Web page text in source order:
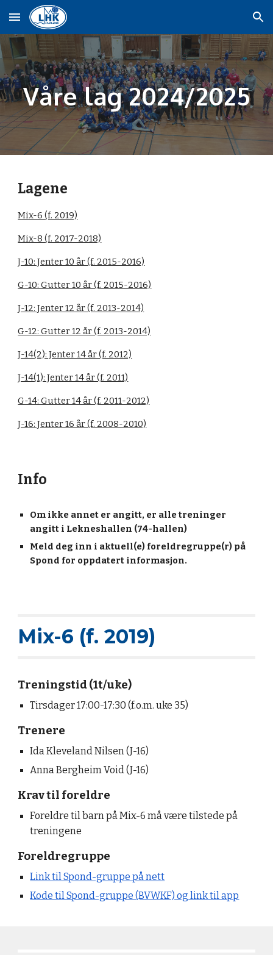
Skip to main content Skip to navigation
Våre lag 2024/2025
Lagene
Mix-6 (f. 2019)
Mix-8 (f. 2017-2018)
J-10: Jenter 10 år (f. 2015-2016)
G-10: Gutter 10 år (f. 2015-2016)
J-12: Jenter 12 år (f. 2013-2014)
G-12: Gutter 12 år (f. 2013-2014)
J-14(2): Jenter 14 år (f. 2012)
J-14(1): Jenter 14 år (f. 2011)
G-14: Gutter 14 år (f. 2011-2012)
J-16: Jenter 16 år (f. 2008-2010)
Info
Om ikke annet er angitt, er alle treninger
angitt i Lekneshallen (74-hallen)
Meld deg inn i aktuell(e) foreldregruppe(r) på
Spond for oppdatert informasjon.
Mix-6 (f. 2019)
Treningstid (1t/uke)
Tirsdager 17:00-17:30 (f.o.m. uke 35)
Trenere
Ida Kleveland Nilsen (J-16)
Anna Bergheim Void (J-16)
Krav til foreldre
Foreldre til barn på Mix-6 må være tilstede på
treningene
Foreldregruppe
Link til Spond-gruppe på nett
Kode til Spond-gruppe (BVWKF) og link til app